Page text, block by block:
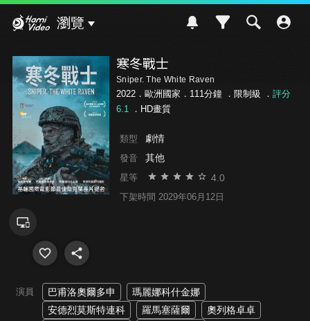
瀏覽
寒冬戰士
Sniper. The White Raven
2022．歐洲國家．111分鐘 ． 限制級 ． 評分
6.1．HD畫質
類型 劇情
發音 其他
星等 4.0
下架時間 2029年06月12日
演員 巴甫洛奧爾多申
瑪麗娜科什金娜
安德烈莫斯特連科
羅馬塞薩爾
奧列格卓卓